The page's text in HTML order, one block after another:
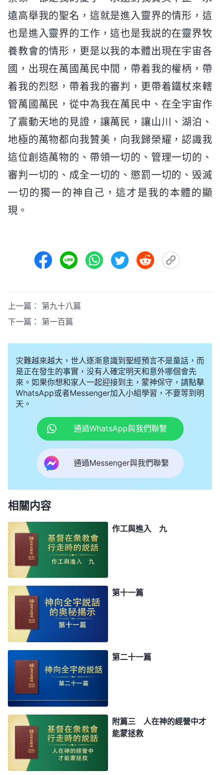
遠高舉我的聖名，這就是進入靈界的情形，這
也是進入靈界的工作，這也是我説的在靈界牧
養教會的情形，更是以我的本體出現在宇宙各
國，出現在萬國萬民中間，帶着我的權柄，帶
着我的烈怒，帶着我的審判，更帶着鐵杖來轄
管萬國萬民，從中為我在萬民中、在全宇宙作
了震動天地的見證，讓萬民，讓山川、湖泊、
地極的萬物都向我贊美，向我歸榮耀，認識我
這位創造萬物的、帶領一切的、管理一切的、
審判一切的、成全一切的、懲罰一切的、毁滅
一切的獨一的神自己，這才是我的本體的顯
現。
上一篇： 第九十八篇
下一篇： 第一百篇
灾難越來越大，世人逐漸意識到聖經預言不是童話，而
是正在發生的事實，没有人確定明天和意外哪個會先
來。如果你想和家人一起迎接到主，蒙神保守，請點擊
WhatsApp或者Messenger加入小組學習，不要等到明
天。
通過WhatsApp與我們聯繫
通過Messenger與我們聯繫
相關内容
作工與進入 九
第十一篇
第二十一篇
附篇三 人在神的經營中才
能蒙拯救